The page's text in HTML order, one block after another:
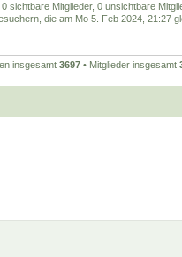
sichtbare Mitglieder, 0 unsichtbare
die am Mo 5. Feb 2024, 21:27
insgesamt 3697 • Mitglieder insgesamt